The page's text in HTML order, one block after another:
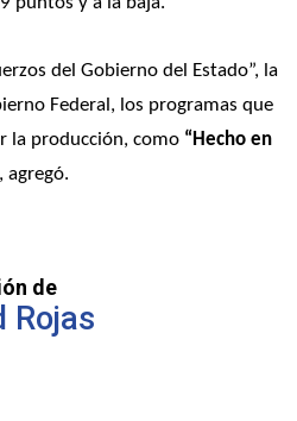
del Gobierno del Estado”, la
Federal, los programas que
la producción, como “Hecho en
, agregó.
de
Rojas